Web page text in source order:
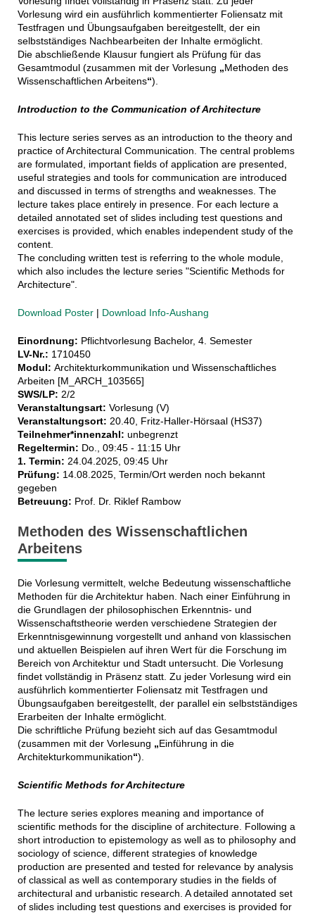
Vorlesung wird ein ausführlich kommentierter Foliensatz mit
Testfragen und Übungsaufgaben bereitgestellt, der ein
selbstständiges Nachbearbeiten der Inhalte ermöglicht.
Die abschließende Klausur fungiert als Prüfung für das
Gesamtmodul (zusammen mit der Vorlesung „Methoden des
Wissenschaftlichen Arbeitens“).
Introduction to the Communication of Architecture
This lecture series serves as an introduction to the theory and
practice of Architectural Communication. The central problems
are formulated, important fields of application are presented,
useful strategies and tools for communication are introduced
and discussed in terms of strengths and weaknesses. The
lecture takes place entirely in presence. For each lecture a
detailed annotated set of slides including test questions and
exercises is provided, which enables independent study of the
content.
The concluding written test is referring to the whole module,
which also includes the lecture series "Scientific Methods for
Architecture".
Download Poster| Download Info-Aushang
Einordnung: Pflichtvorlesung Bachelor, 4. Semester
LV-Nr.: 1710450
Modul: Architekturkommunikation und Wissenschaftliches
Arbeiten [M_ARCH_103565]
SWS/LP: 2/2
Veranstaltungsart: Vorlesung (V)
Veranstaltungsort: 20.40, Fritz-Haller-Hörsaal (HS37)
Teilnehmer*innenzahl: unbegrenzt
Regeltermin: Do., 09:45 - 11:15 Uhr
1. Termin: 24.04.2025, 09:45 Uhr
Prüfung: 14.08.2025, Termin/Ort werden noch bekannt
gegeben
Betreuung: Prof. Dr. Riklef Rambow
Methoden des Wissenschaftlichen
Arbeitens
Die Vorlesung vermittelt, welche Bedeutung wissenschaftliche
Methoden für die Architektur haben. Nach einer Einführung in
die Grundlagen der philosophischen Erkenntnis- und
Wissenschaftstheorie werden verschiedene Strategien der
Erkenntnisgewinnung vorgestellt und anhand von klassischen
und aktuellen Beispielen auf ihren Wert für die Forschung im
Bereich von Architektur und Stadt untersucht. Die Vorlesung
findet vollständig in Präsenz statt. Zu jeder Vorlesung wird ein
ausführlich kommentierter Foliensatz mit Testfragen und
Übungsaufgaben bereitgestellt, der parallel ein selbstständiges
Erarbeiten der Inhalte ermöglicht.
Die schriftliche Prüfung bezieht sich auf das Gesamtmodul
(zusammen mit der Vorlesung „Einführung in die
Architekturkommunikation“).
Scientific Methods for Architecture
The lecture series explores meaning and importance of
scientific methods for the discipline of architecture. Following a
short introduction to epistemology as well as to philosophy and
sociology of science, different strategies of knowledge
production are presented and tested for relevance by analysis
of classical as well as contemporary studies in the fields of
architectural and urbanistic research. A detailed annotated set
of slides including test questions and exercises is provided for